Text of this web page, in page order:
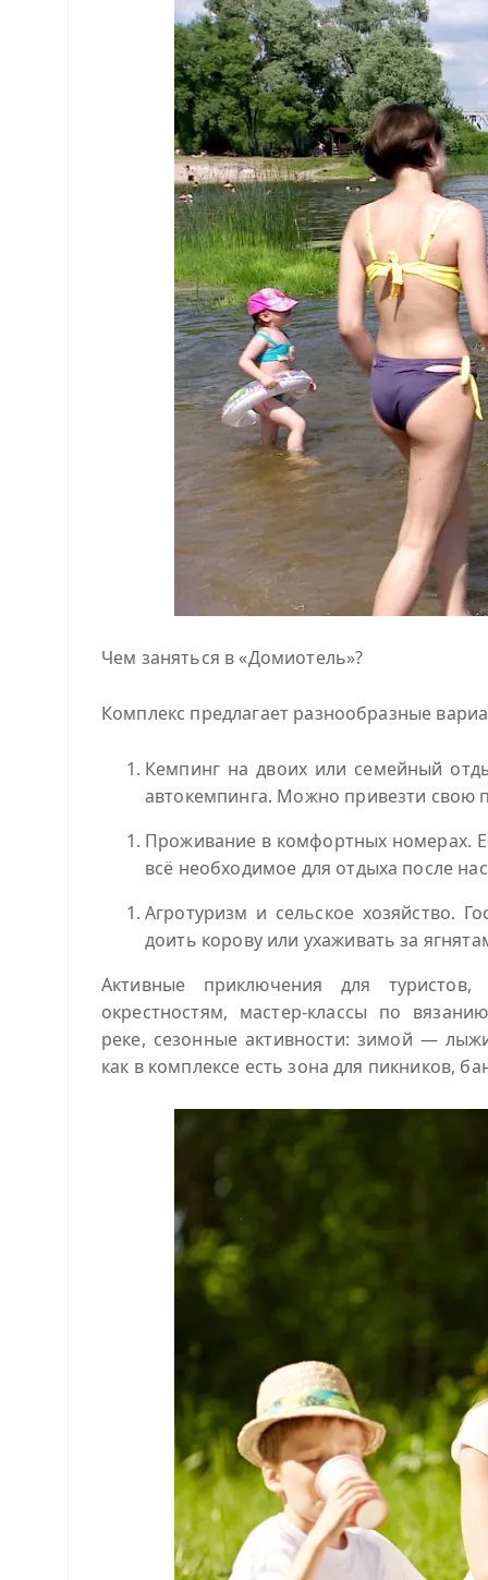
Чем заняться в «Домиотель»?
Комплекс предлагает разнообразные
Кемпинг на двоих или семейный
автокемпинга. Можно привезти свою
Проживание в комфортных номерах.
всё необходимое для отдыха после
Агротуризм и сельское хозяйство.
доить корову или ухаживать за
Активные приключения для
окрестностям, мастер‑классы по
реке, сезонные активности: зимой —
как в комплексе есть зона для пикников,